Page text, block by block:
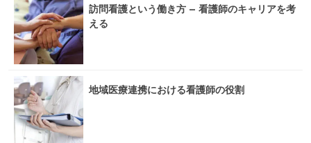
訪問看護という働き方 – 看護師のキャリアを考
える
地域医療連携における看護師の役割